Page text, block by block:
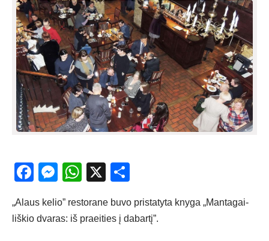
Facebook
Messenger
WhatsApp
X
„Alaus ke­lio” res­to­ra­ne bu­vo pri­sta­ty­ta kny­ga „Man­ta­gai­
liš­kio dva­ras: iš praei­ties į da­bar­tį”.